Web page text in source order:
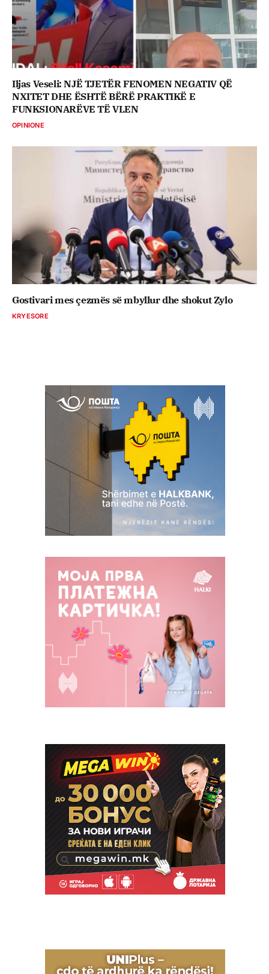
Iljas Veseli: NJË TJETËR FENOMEN NEGATIV QË
NXITET DHE ËSHTË BËRË PRAKTIKË E
FUNKSIONARËVE TË VLEN
OPINIONE
Gostivari mes çezmës së mbyllur dhe shokut Zylo
KRYESORE